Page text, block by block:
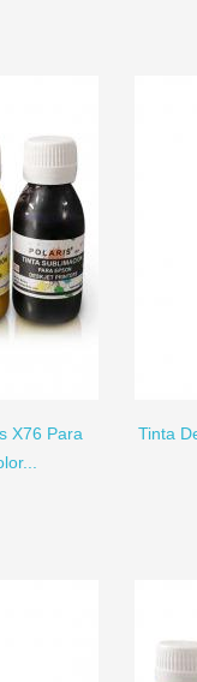
X76 Para
Tinta